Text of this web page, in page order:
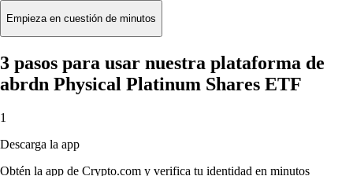
Empieza en cuestión de minutos
3 pasos para usar nuestra plataforma de
abrdn Physical Platinum Shares ETF
1
Descarga la app
Obtén la app de Crypto.com y verifica tu identidad en minutos